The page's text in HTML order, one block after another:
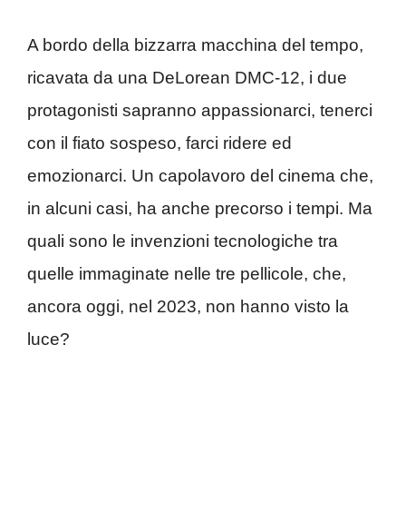
A bordo della bizzarra macchina del tempo,
ricavata da una DeLorean DMC-12, i due
protagonisti sapranno appassionarci, tenerci
con il fiato sospeso, farci ridere ed
emozionarci. Un capolavoro del cinema che,
in alcuni casi, ha anche precorso i tempi. Ma
quali sono le invenzioni tecnologiche tra
quelle immaginate nelle tre pellicole, che,
ancora oggi, nel 2023, non hanno visto la
luce?